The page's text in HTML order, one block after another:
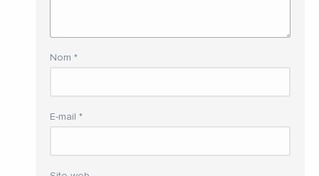
Nom *
E-mail *